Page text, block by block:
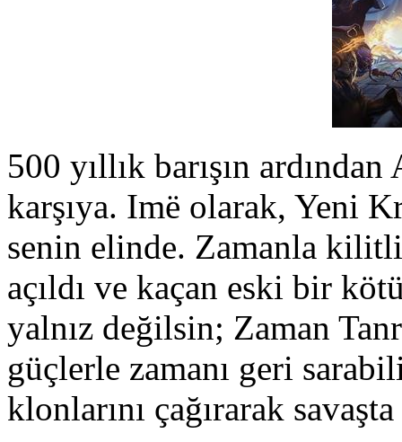
500 yıllık barışın
karşıya. Imë olarak, Yeni
senin elinde. Zamanla
açıldı ve kaçan eski bir
yalnız değilsin; Zaman
güçlerle zamanı geri
klonlarını çağırarak